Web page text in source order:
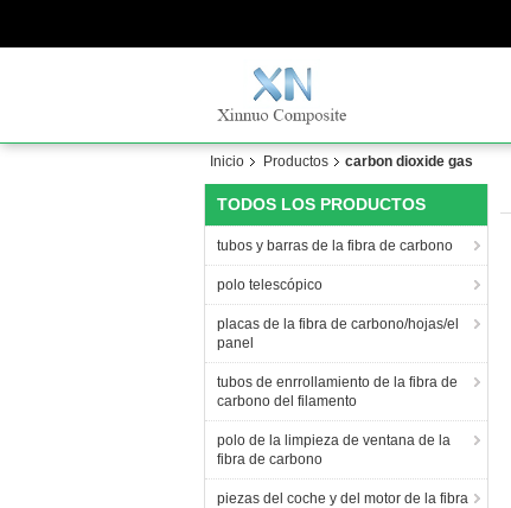
Inicio Productos carbon dioxide gas
TODOS LOS PRODUCTOS
tubos y barras de la fibra de carbono
polo telescópico
placas de la fibra de carbono/hojas/el
panel
tubos de enrrollamiento de la fibra de
carbono del filamento
polo de la limpieza de ventana de la
fibra de carbono
piezas del coche y del motor de la fibra